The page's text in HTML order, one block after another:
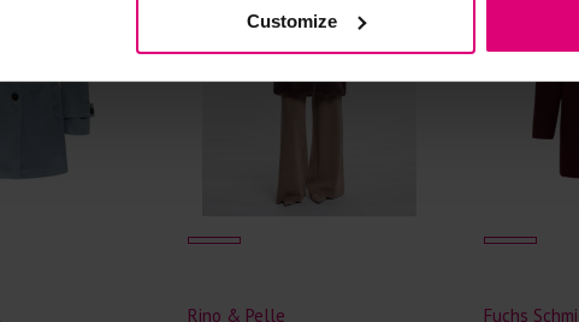
Customize
van het
niet
Rino & Pelle Fuchs